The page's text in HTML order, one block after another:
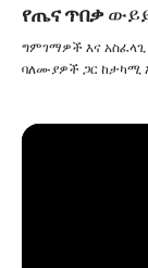
የጤና ጥበቃ
ግምገማዎች እና
ባለሙያዎች ጋር ከታካሚ